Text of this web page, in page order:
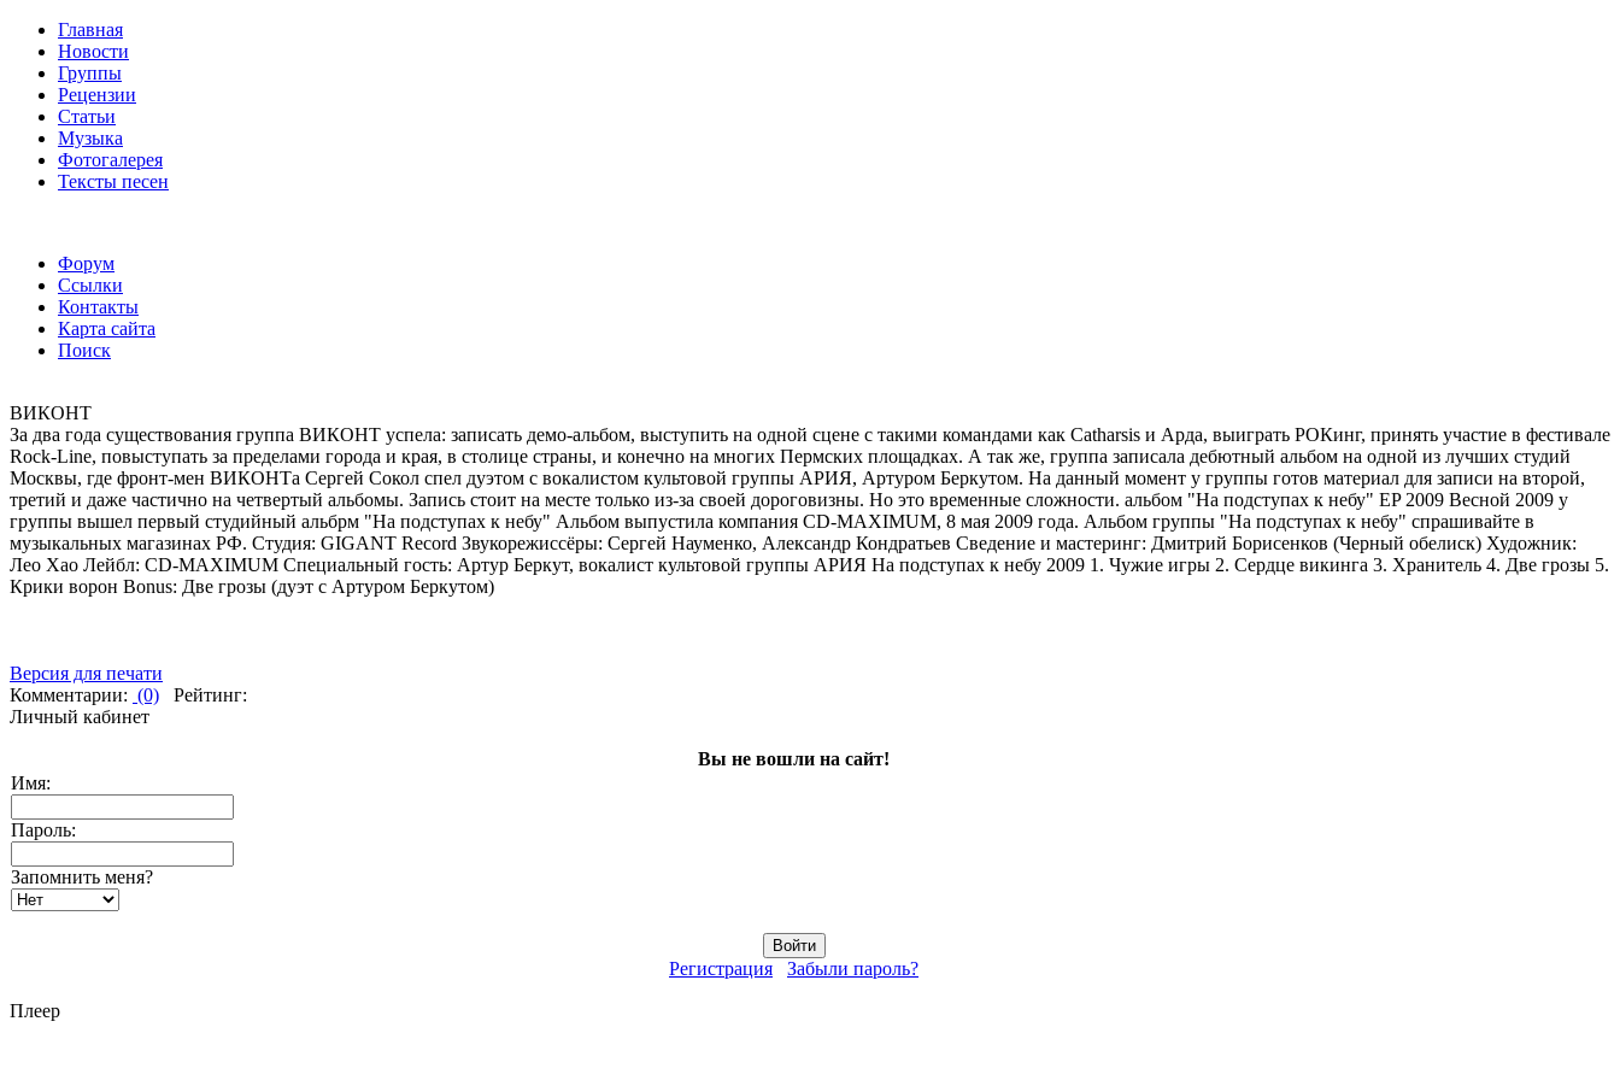
Главная
Новости
Группы
Рецензии
Статьи
Музыка
Фотогалерея
Тексты песен
Форум
Ссылки
Контакты
Карта сайта
Поиск
ВИКОНТ
За два года существования группа ВИКОНТ успела: записать демо-альбом, выступить на одной сцене с такими командами как Catharsis и Арда, выиграть РОКинг, принять участие в фестивале
Rock-Line, повыступать за пределами города и края, в столице страны, и конечно на многих Пермских площадках. А так же, группа записала дебютный альбом на одной из лучших студий
Москвы, где фронт-мен ВИКОНТа Сергей Сокол спел дуэтом с вокалистом культовой группы АРИЯ, Артуром Беркутом. На данный момент у группы готов материал для записи на второй,
третий и даже частично на четвертый альбомы. Запись стоит на месте только из-за своей дороговизны. Но это временные сложности. альбом "На подступах к небу" EP 2009 Весной 2009 у
группы вышел первый студийный альбрм "На подступах к небу" Альбом выпустила компания CD-MAXIMUM, 8 мая 2009 года. Альбом группы "На подступах к небу" спрашивайте в
музыкальных магазинах РФ. Студия: GIGANT Record Звукорежиссёры: Сергей Науменко, Александр Кондратьев Сведение и мастеринг: Дмитрий Борисенков (Черный обелиск) Художник:
Лео Хао Лейбл: CD-MAXIMUM Специальный гость: Артур Беркут, вокалист культовой группы АРИЯ На подступах к небу 2009 1. Чужие игры 2. Сердце викинга 3. Хранитель 4. Две грозы 5.
Крики ворон Вonus: Две грозы (дуэт с Артуром Беркутом)
Версия для печати
Комментарии: (0) Рейтинг:
Личный кабинет
Вы не вошли на сайт!
Имя:
Пароль:
Запомнить меня?
Регистрация Забыли пароль?
Плеер